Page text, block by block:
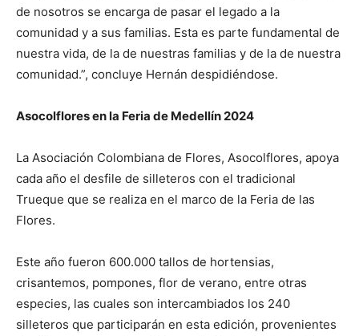
de nosotros se encarga de pasar el legado a la
comunidad y a sus familias. Esta es parte fundamental de
nuestra vida, de la de nuestras familias y de la de nuestra
comunidad.”, concluye Hernán despidiéndose.
Asocolflores en la Feria de Medellín 2024
La Asociación Colombiana de Flores, Asocolflores, apoya
cada año el desfile de silleteros con el tradicional
Trueque que se realiza en el marco de la Feria de las
Flores.
Este año fueron 600.000 tallos de hortensias,
crisantemos, pompones, flor de verano, entre otras
especies, las cuales son intercambiados los 240
silleteros que participarán en esta edición, provenientes